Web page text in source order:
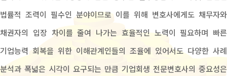
법률적 조력이 필수인 분야이므로 이를 위해 변호사에게도 채무자와
채권자의 입장 차이를 줄여 나가는 효율적인 노력이 필요하며 빠른
기업능력 회복을 위한 이해관계인들의 조율에 있어서도 다양한 사례
분석과 폭넓은 시각이 요구되는 만큼 기업회생 전문변호사의 중요성은